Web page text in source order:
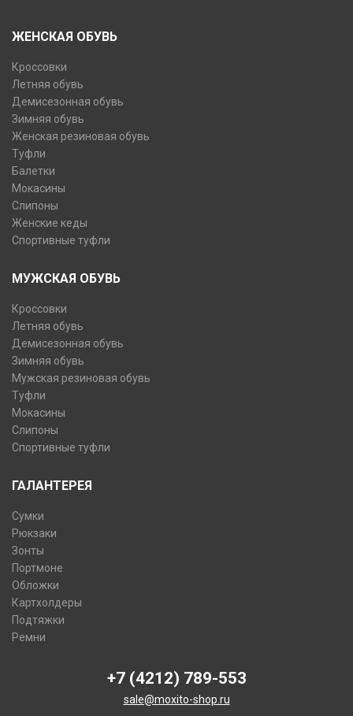
ЖЕНСКАЯ ОБУВЬ
Кроссовки
Летняя обувь
Демисезонная обувь
Зимняя обувь
Женская резиновая обувь
Туфли
Балетки
Мокасины
Слипоны
Женские кеды
Спортивные туфли
МУЖСКАЯ ОБУВЬ
Кроссовки
Летняя обувь
Демисезонная обувь
Зимняя обувь
Мужская резиновая обувь
Туфли
Мокасины
Слипоны
Спортивные туфли
ГАЛАНТЕРЕЯ
Сумки
Рюкзаки
Зонты
Портмоне
Обложки
Картхолдеры
Подтяжки
Ремни
+7 (4212) 789-553
sale@moxito-shop.ru